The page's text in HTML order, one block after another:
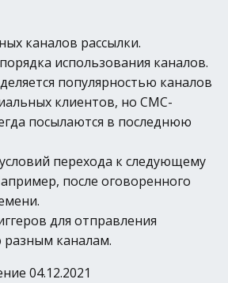
каналов рассылки.
использования каналов.
популярностью каналов
клиентов, но СМС-
посылаются в последнюю
перехода к следующему
после оговоренного
для отправления
каналам.
04.12.2021